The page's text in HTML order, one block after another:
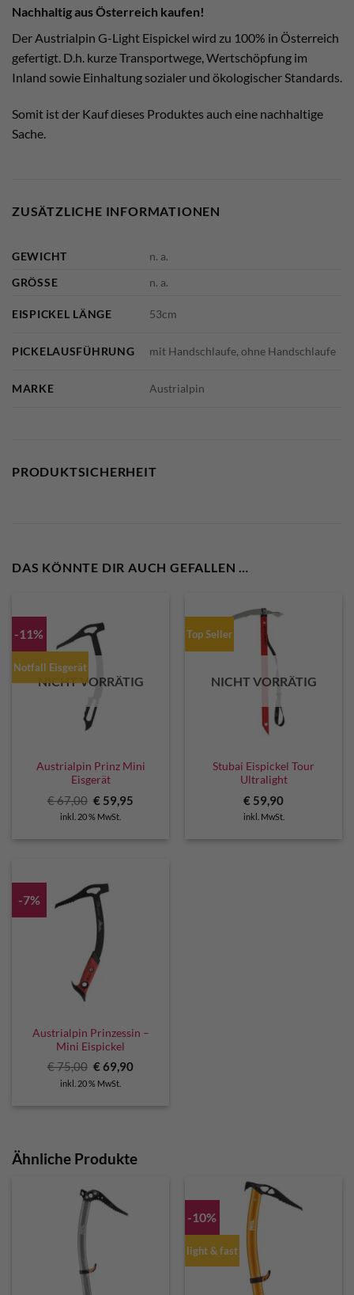
Nachhaltig aus Österreich kaufen!
Der Austrialpin G-Light Eispickel wird zu 100% in Österreich
gefertigt. D.h. kurze Transportwege, Wertschöpfung im
Inland sowie Einhaltung sozialer und ökologischer Standards.
Somit ist der Kauf dieses Produktes auch eine nachhaltige
Sache.
ZUSÄTZLICHE INFORMATIONEN
GEWICHT
n. a.
GRÖSSE
n. a.
EISPICKEL LÄNGE 53cm
PICKELAUSFÜHRUNG mit Handschlaufe, ohne Handschlaufe
MARKE Austrialpin
PRODUKTSICHERHEIT
DAS KÖNNTE DIR AUCH GEFALLEN …
-11%
Notfall Eisgerät
NICHT VORRÄTIG
Austrialpin Prinz Mini
Eisgerät
€67,00 Ursprünglicher
Preis
war:
€ 59,95
inkl. 20 % MwSt.
Top Seller
NICHT VORRÄTIG
Stubai Eispickel Tour
Ultralight
€ 59,90
inkl. MwSt.
-7%
Austrialpin Prinzessin –
Mini Eispickel
€75,00 Ursprünglicher
Preis
war:
€69,90Aktueller
inkl. 20 % MwSt.
Ähnliche Produkte
-10%
light & fast